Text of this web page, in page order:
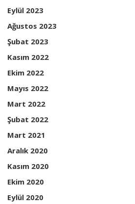
Eylül 2023
Ağustos 2023
Şubat 2023
Kasım 2022
Ekim 2022
Mayıs 2022
Mart 2022
Şubat 2022
Mart 2021
Aralık 2020
Kasım 2020
Ekim 2020
Eylül 2020